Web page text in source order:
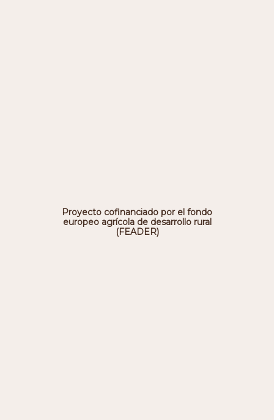
Proyecto cofinanciado por el fondo
europeo agrícola de desarrollo rural
(FEADER)